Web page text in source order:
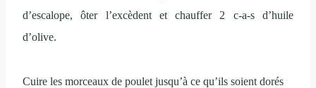
d’escalope, ôter l’excèdent et chauffer 2 c-a-s d’huile
d’olive.
Cuire les morceaux de poulet jusqu’à ce qu’ils soient dorés